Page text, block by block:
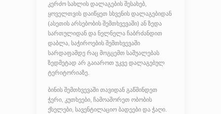
კერძო სახლის დალაგების შესახებ,
ყოველთვის დაიწყეთ სხვენის დალაგებიდან
(ასეთის არსებობის შემთხვევაში) ან ზედა
სართულიდან და ნელნელა ჩაბრძანდით
დაბლა, საჭიროების შემთხვევაში
სარდაფამდე რაც მოგცემთ საშუალებას
ზედმეტად არ გაიაროთ უკვე დალაგებულ
ტერიტორიაზე.
ბინის შემთხვევაში თავიდან გაწმინდეთ
ჭერი, კუთხეები, ჩამოაშორეთ ობობის
ქსელები, სავენტილაციო ბადეები და ჭაღი.